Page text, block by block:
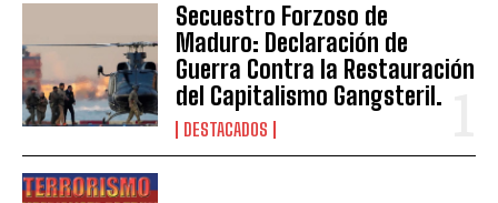
Secuestro Forzoso de
Maduro: Declaración de
Guerra Contra la Restauración
del Capitalismo Gangsteril.
DESTACADOS